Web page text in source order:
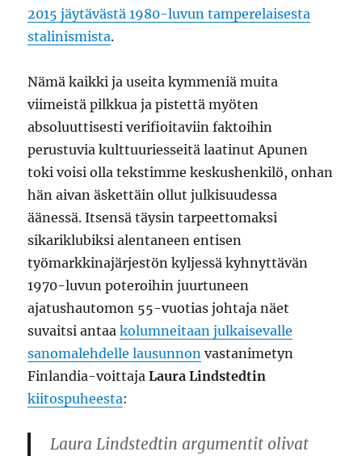
2015 jäytävästä 1980-luvun tamperelaisesta
stalinismista.
Nämä kaikki ja useita kymmeniä muita
viimeistä pilkkua ja pistettä myöten
absoluuttisesti verifioitaviin faktoihin
perustuvia kulttuuriesseitä laatinut Apunen
toki voisi olla tekstimme keskushenkilö, onhan
hän aivan äskettäin ollut julkisuudessa
äänessä. Itsensä täysin tarpeettomaksi
sikariklubiksi alentaneen entisen
työmarkkinajärjestön kyljessä kyhnyttävän
1970-luvun poteroihin juurtuneen
ajatushautomon 55-vuotias johtaja näet
suvaitsi antaakolumneitaan julkaisevalle
sanomalehdelle lausunnon vastanimetyn
Finlandia-voittajaLaura Lindstedtin
kiitospuheesta:
Laura Lindstedtin argumentit olivat